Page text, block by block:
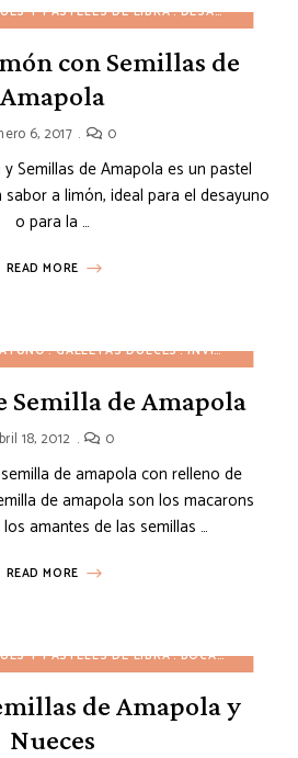
Y PASTELES DE LIBRA DESAYUNO
con Semillas de
Amapola
6, 2017 0
Semillas de Amapola es un pastel
a limón, ideal para el desayuno
o para la …
READ MORE
GALLETAS DULCES INVIERNO
Semilla de Amapola
18, 2012 0
de amapola con relleno de
de amapola son los macarons
amantes de las semillas …
READ MORE
Y PASTELES DE LIBRA BOCADILLOS
de Amapola y
Nueces